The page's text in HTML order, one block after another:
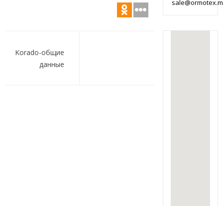
по
записям
Korado-общие
данные